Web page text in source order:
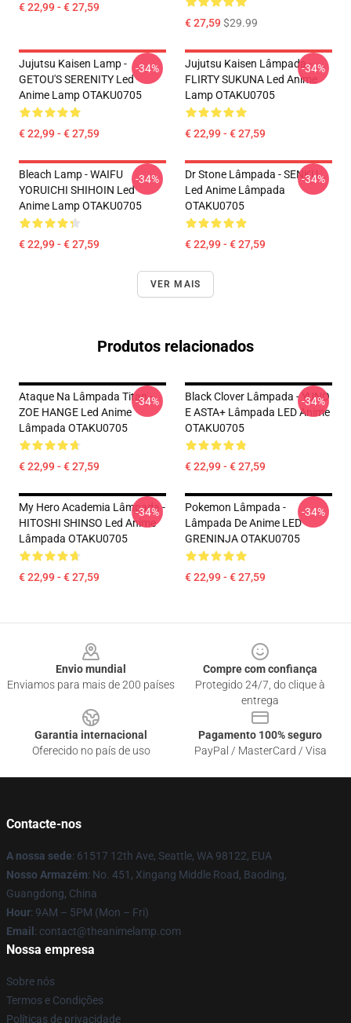
€ 22,99 - € 27,59
€ 27,59$29.99
Jujutsu Kaisen Lamp -
GETOU'S SERENITY Led
Anime Lamp OTAKU0705
€ 22,99 - € 27,59
-34%
Jujutsu Kaisen Lâmpada -
FLIRTY SUKUNA Led Anime
Lamp OTAKU0705
€ 22,99 - € 27,59
-34%
Bleach Lamp - WAIFU
YORUICHI SHIHOIN Led
Anime Lamp OTAKU0705
€ 22,99 - € 27,59
-34%
Dr Stone Lâmpada - SENKU
Led Anime Lâmpada
OTAKU0705
€ 22,99 - € 27,59
-34%
VER MAIS
Produtos relacionados
Ataque Na Lâmpada Titan -
ZOE HANGE Led Anime
Lâmpada OTAKU0705
€ 22,99 - € 27,59
-34%
Black Clover Lâmpada - YUNO
E ASTA+ Lâmpada LED Anime
OTAKU0705
€ 22,99 - € 27,59
-34%
My Hero Academia Lâmpada -
HITOSHI SHINSO Led Anime
Lâmpada OTAKU0705
€ 22,99 - € 27,59
-34%
Pokemon Lâmpada -
Lâmpada De Anime LED
GRENINJA OTAKU0705
€ 22,99 - € 27,59
-34%
Envio mundial
Enviamos para mais de 200 países
Compre com confiança
Protegido 24/7, do clique à
entrega
Garantia internacional
Oferecido no país de uso
Pagamento 100% seguro
PayPal / MasterCard / Visa
Contacte-nos
A nossa sede: 61517 12th Ave, Seattle, WA 98122, EUA
Nosso Armazém: No. 451, Xingang Middle Road, Baoding,
Guangdong, China
Hour: 9AM – 5PM (Mon – Fri)
Email : contact@theanimelamp.com
Nossa empresa
Sobre nós
Termos e Condições
Políticas de privacidade